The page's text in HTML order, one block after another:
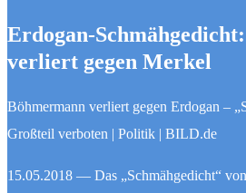
Erdogan-
verliert gegen Merkel
Böhmermann verliert gegen Erdogan –
Großteil verboten | Politik | BILD.de
15.05.2018 — Das „Schmähgedicht“